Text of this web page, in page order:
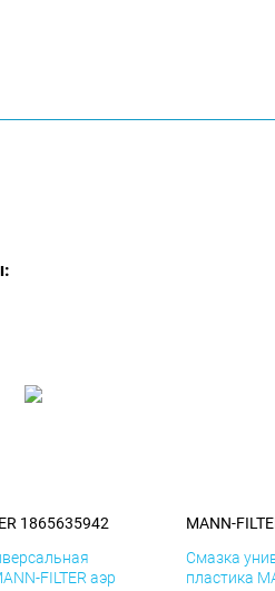
1865635942
FILTER аэр
MANN-
Смазка
пластика